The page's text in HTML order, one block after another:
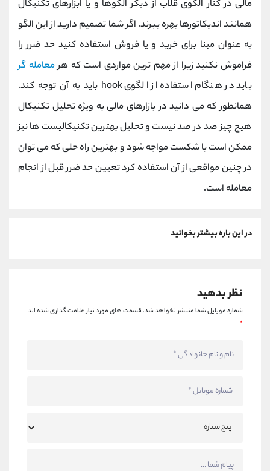
مالی در کنار الگوی قلاب از دیگر الگوها و یا ابزارهای تکنیکال
همانند اندیکاتورها بهره ببرند. اگر شما تصمیم دارید از این الگو
به عنوان مبنا برای خرید و یا فروش استفاده کنید حد ضرر را
فراموش نکنید زیرا از مهم ترین مواردی است که هرمعامله گر
باید در هنگام استفاده از الگوی hook باید به آن توجه کند.
همانطور که می دانید در بازارهای مالی به ویژه تحلیل تکنیکال
هیچ چیز صد در صد نیست و تحلیل بهترین تکنیکالیست‌ ها نیز
ممکن است با شکست مواجه شود و بهترین راه‌ حلی که می ‌توان
در چنین مواقعی از آن استفاده کرد تعیین حد ضرر قبل از انجام
معامله است.
در این باره بیشتر بخوانید
نظر بدهید
شماره موبایل شما منتشر نخواهد شد.قسمت های مورد نیاز علامت گذاری شده اند
*